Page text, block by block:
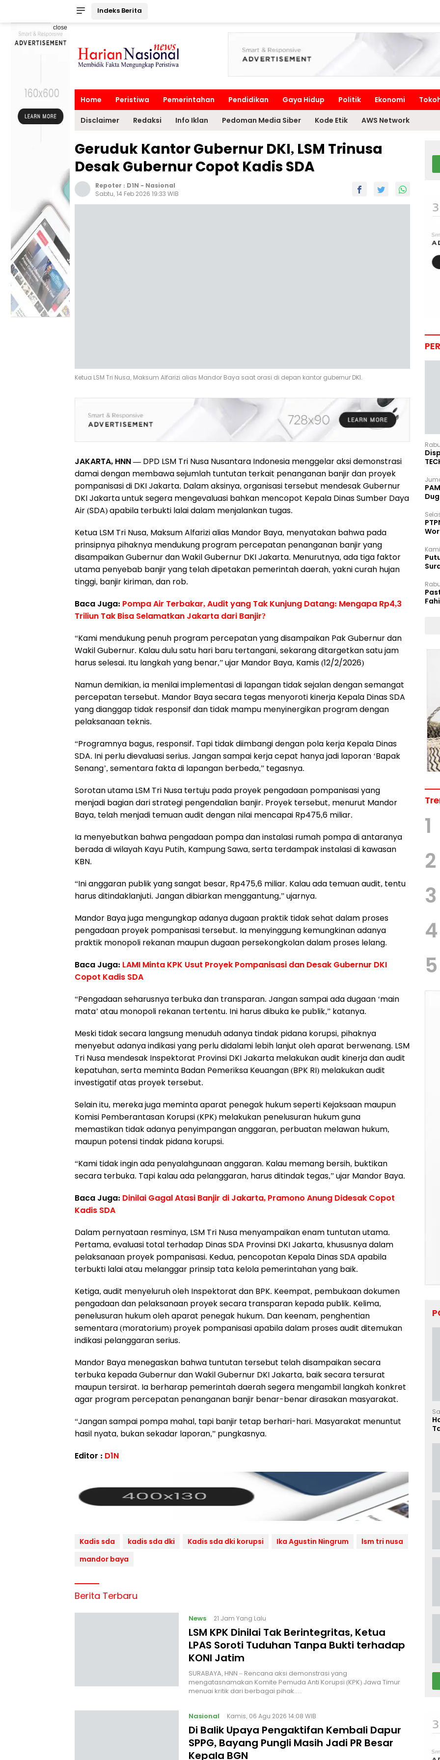
Indeks Berita
close
Home Peristiwa Pemerintahan Pendidikan Gaya Hidup Politik Ekonomi
Disclaimer Redaksi Info Iklan Pedoman Media Siber Kode Etik AWS Network
Geruduk Kantor Gubernur DKI, LSM Trinusa
Desak Gubernur Copot Kadis SDA
Repoter : D1N - Nasional
Sabtu, 14 Feb 2026 19:33 WIB
Ketua LSM Tri Nusa, Maksum Alfarizi alias Mandor Baya saat orasi di depan kantor gubernur DKI.
JAKARTA, HNN —DPD LSM Tri Nusa Nusantara Indonesia menggelar aksi demonstrasi
damai dengan membawa sejumlah tuntutan terkait penanganan banjir dan proyek
pompanisasi di DKI Jakarta. Dalam aksinya, organisasi tersebut mendesak Gubernur
DKI Jakarta untuk segera mengevaluasi bahkan mencopot Kepala Dinas Sumber Daya
Air (SDA) apabila terbukti lalai dalam menjalankan tugas.
Ketua LSM Tri Nusa, Maksum Alfarizi alias Mandor Baya, menyatakan bahwa pada
prinsipnya pihaknya mendukung program percepatan penanganan banjir yang
disampaikan Gubernur dan Wakil Gubernur DKI Jakarta. Menurutnya, ada tiga faktor
utama penyebab banjir yang telah dipetakan pemerintah daerah, yakni curah hujan
tinggi, banjir kiriman, dan rob.
Baca Juga: Pompa Air Terbakar, Audit yang Tak Kunjung Datang: Mengapa Rp4,3
Triliun Tak Bisa Selamatkan Jakarta dari Banjir?
“Kami mendukung penuh program percepatan yang disampaikan Pak Gubernur dan
Wakil Gubernur. Kalau dulu satu hari baru tertangani, sekarang ditargetkan satu jam
harus selesai. Itu langkah yang benar,” ujar Mandor Baya, Kamis (12/2/2026)
Namun demikian, ia menilai implementasi di lapangan tidak sejalan dengan semangat
percepatan tersebut. Mandor Baya secara tegas menyoroti kinerja Kepala Dinas SDA
yang dianggap tidak responsif dan tidak mampu menyinergikan program dengan
pelaksanaan teknis.
“Programnya bagus, responsif. Tapi tidak diimbangi dengan pola kerja Kepala Dinas
SDA. Ini perlu dievaluasi serius. Jangan sampai kerja cepat hanya jadi laporan ‘Bapak
Senang’, sementara fakta di lapangan berbeda,” tegasnya.
Sorotan utama LSM Tri Nusa tertuju pada proyek pengadaan pompanisasi yang
menjadi bagian dari strategi pengendalian banjir. Proyek tersebut, menurut Mandor
Baya, telah menjadi temuan audit dengan nilai mencapai Rp475,6 miliar.
Ia menyebutkan bahwa pengadaan pompa dan instalasi rumah pompa di antaranya
berada di wilayah Kayu Putih, Kampung Sawa, serta terdampak instalasi di kawasan
KBN.
“Ini anggaran publik yang sangat besar, Rp475,6 miliar. Kalau ada temuan audit, tentu
harus ditindaklanjuti. Jangan dibiarkan menggantung,” ujarnya.
Mandor Baya juga mengungkap adanya dugaan praktik tidak sehat dalam proses
pengadaan proyek pompanisasi tersebut. Ia menyinggung kemungkinan adanya
praktik monopoli rekanan maupun dugaan persekongkolan dalam proses lelang.
Baca Juga: LAMI Minta KPK Usut Proyek Pompanisasi dan Desak Gubernur DKI
Copot Kadis SDA
“Pengadaan seharusnya terbuka dan transparan. Jangan sampai ada dugaan ‘main
mata’ atau monopoli rekanan tertentu. Ini harus dibuka ke publik,” katanya.
Meski tidak secara langsung menuduh adanya tindak pidana korupsi, pihaknya
menyebut adanya indikasi yang perlu didalami lebih lanjut oleh aparat berwenang. LSM
Tri Nusa mendesak Inspektorat Provinsi DKI Jakarta melakukan audit kinerja dan audit
kepatuhan, serta meminta Badan Pemeriksa Keuangan (BPK RI) melakukan audit
investigatif atas proyek tersebut.
Selain itu, mereka juga meminta aparat penegak hukum seperti Kejaksaan maupun
Komisi Pemberantasan Korupsi (KPK) melakukan penelusuran hukum guna
memastikan tidak adanya penyimpangan anggaran, perbuatan melawan hukum,
maupun potensi tindak pidana korupsi.
“Kami tidak ingin ada penyalahgunaan anggaran. Kalau memang bersih, buktikan
secara terbuka. Tapi kalau ada pelanggaran, harus ditindak tegas,” ujar Mandor Baya.
Baca Juga: Dinilai Gagal Atasi Banjir di Jakarta, Pramono Anung Didesak Copot
Kadis SDA
Dalam pernyataan resminya, LSM Tri Nusa menyampaikan enam tuntutan utama.
Pertama, evaluasi total terhadap Dinas SDA Provinsi DKI Jakarta, khususnya dalam
pelaksanaan proyek pompanisasi. Kedua, pencopotan Kepala Dinas SDA apabila
terbukti lalai atau melanggar prinsip tata kelola pemerintahan yang baik.
Ketiga, audit menyeluruh oleh Inspektorat dan BPK. Keempat, pembukaan dokumen
pengadaan dan pelaksanaan proyek secara transparan kepada publik. Kelima,
penelusuran hukum oleh aparat penegak hukum. Dan keenam, penghentian
sementara (moratorium) proyek pompanisasi apabila dalam proses audit ditemukan
indikasi pelanggaran serius.
Mandor Baya menegaskan bahwa tuntutan tersebut telah disampaikan secara
terbuka kepada Gubernur dan Wakil Gubernur DKI Jakarta, baik secara tersurat
maupun tersirat. Ia berharap pemerintah daerah segera mengambil langkah konkret
agar program percepatan penanganan banjir benar-benar dirasakan masyarakat.
“Jangan sampai pompa mahal, tapi banjir tetap berhari-hari. Masyarakat menuntut
hasil nyata, bukan sekadar laporan,” pungkasnya.
Editor : D1N
Kadis sda kadis sda dki Kadis sda dki korupsi Ika Agustin Ningrum
lsm tri nusa
mandor baya
Berita Terbaru
News 21 Jam Yang Lalu
LSM KPK Dinilai Tak Berintegritas, Ketua
LPAS Soroti Tuduhan Tanpa Bukti terhadap
KONI Jatim
SURABAYA, HNN – Rencana aksi demonstrasi yang
mengatasnamakan Komite Pemuda Anti Korupsi (KPK) Jawa Timur
menuai kritik dari berbagai pihak.…
Nasional Kamis, 06 Agu 2026 14:08 WIB
Di Balik Upaya Pengaktifan Kembali Dapur
SPPG, Bayang Pungli Masih Jadi PR Besar
Kepala BGN
1
2
3
4
5